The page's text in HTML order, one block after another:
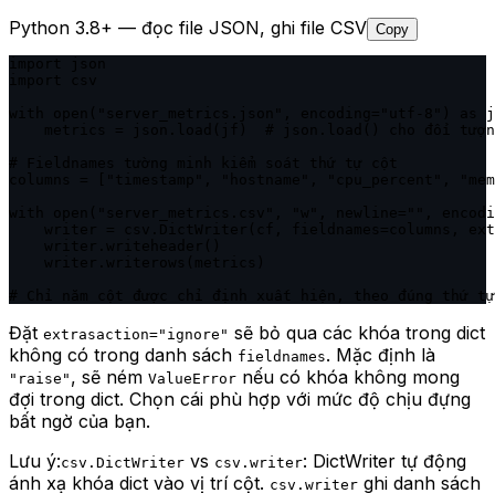
Python 3.8+ — đọc file JSON, ghi file CSV Copy
with open("server_metrics.json", encoding="utf-8") as
metrics = json.load(jf)  # json.load() cho đối
columns = ["timestamp", "hostname", "cpu_percent",
with open("server_metrics.csv", "w", newline="",
writer = csv.DictWriter(cf, fieldnames=columns,
# Chỉ năm cột được chỉ định xuất hiện, theo đúng thứ
Đặt extrasaction="ignore" sẽ bỏ qua các khóa trong dict
không có trong danh sách fieldnames. Mặc định là
"raise" , sẽ ném ValueError nếu có khóa không mong
đợi trong dict. Chọn cái phù hợp với mức độ chịu đựng
bất ngờ của bạn.
Lưu ý:csv.DictWriter vs csv.writer: DictWriter tự động
ánh xạ khóa dict vào vị trí cột. csv.writer ghi danh sách